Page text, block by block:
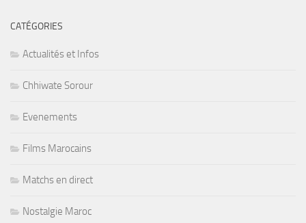
CATÉGORIES
Actualités et Infos
Chhiwate Sorour
Evenements
Films Marocains
Matchs en direct
Nostalgie Maroc